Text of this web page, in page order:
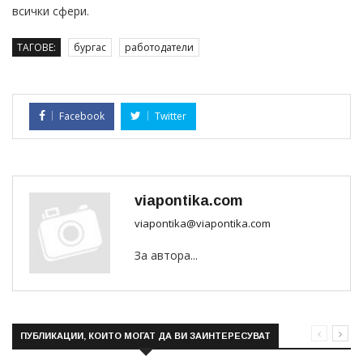
всички сфери.
ТАГОВЕ: бургас работодатели
Facebook Twitter
viapontika.com
viapontika@viapontika.com
За автора...
ПУБЛИКАЦИИ, КОИТО МОГАТ ДА ВИ ЗАИНТЕРЕСУВАТ